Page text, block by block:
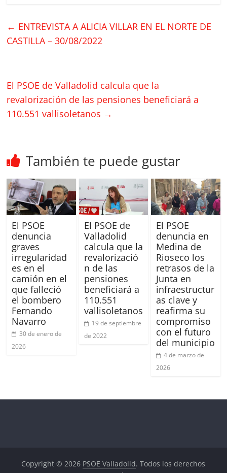
← ENTREVISTA A ALICIA VILLAR EN EL NORTE DE
CASTILLA – 30/08/2022
El PSOE de Valladolid calcula que la
revalorización de las pensiones beneficiará a
110.551 vallisoletanos →
También te puede gustar
El PSOE
denuncia
graves
irregularidad
es en el
camión en el
que falleció
el bombero
Fernando
Navarro
30 de enero de
2026
El PSOE de
Valladolid
calcula que la
revalorizació
n de las
pensiones
beneficiará a
110.551
vallisoletanos
19 de septiembre
de 2022
El PSOE
denuncia en
Medina de
Rioseco los
retrasos de la
Junta en
infraestructur
as clave y
reafirma su
compromiso
con el futuro
del municipio
4 de marzo de
2026
Copyright © 2026 PSOE Valladolid. Todos los derechos